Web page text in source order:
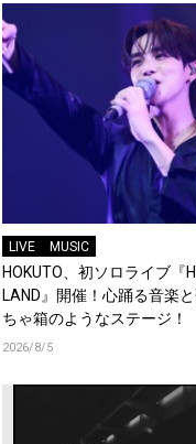
LIVE MUSIC
HOKUTO、初ソロライブ『
LAND』開催！心踊る音楽
ちゃ箱のようなステージ！
2026/8/5